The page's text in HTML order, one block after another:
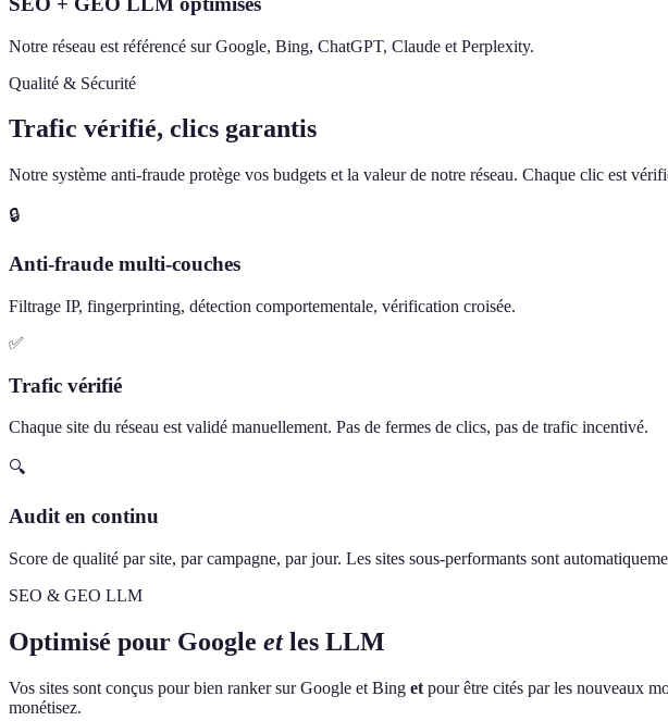
Notre réseau est référencé sur Google, Bing, ChatGPT, Claude et Perplexity.
Qualité & Sécurité
Trafic vérifié, clics garantis
Notre système anti-fraude protège vos budgets et la valeur de notre réseau. Chaque clic est
🔒
Anti-fraude multi-couches
Filtrage IP, fingerprinting, détection comportementale, vérification croisée.
✅
Trafic vérifié
Chaque site du réseau est validé manuellement. Pas de fermes de clics, pas de trafic incentivé.
🔍
Audit en continu
Score de qualité par site, par campagne, par jour. Les sites sous-performants sont
SEO & GEO LLM
Optimisé pour Google et les LLM
Vos sites sont conçus pour bien ranker sur Google et Bing et pour être cités par les nouveaux
monétisez.